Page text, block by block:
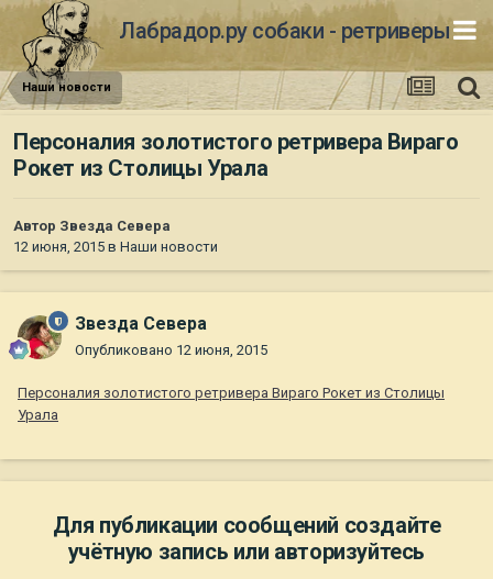
Лабрадор.ру собаки - ретриверы
Наши новости
Персоналия золотистого ретривера Вираго
Рокет из Столицы Урала
Автор Звезда Севера
12 июня, 2015 в Наши новости
Звезда Севера
Опубликовано 12 июня, 2015
Персоналия золотистого ретривера Вираго Рокет из Столицы
Урала
Для публикации сообщений создайте
учётную запись или авторизуйтесь